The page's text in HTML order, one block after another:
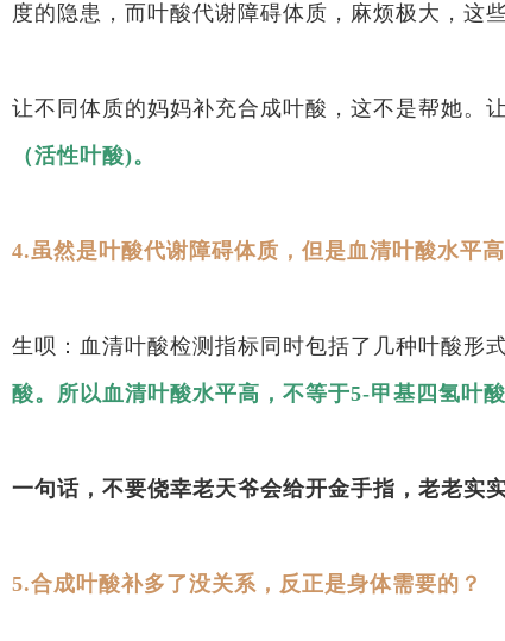
度的隐患，而叶酸代谢障碍体质，麻烦极大，这
让不同体质的妈妈补充合成叶酸，这不是帮她。
（活性叶酸)。
4.虽然是叶酸代谢障碍体质，但是血清叶酸水平
生呗：血清叶酸检测指标同时包括了几种叶酸形
酸。所以血清叶酸水平高，不等于5-甲基四氢叶酸
一句话，不要侥幸老天爷会给开金手指，老老实
5.合成叶酸补多了没关系，反正是身体需要的？